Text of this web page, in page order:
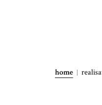
home